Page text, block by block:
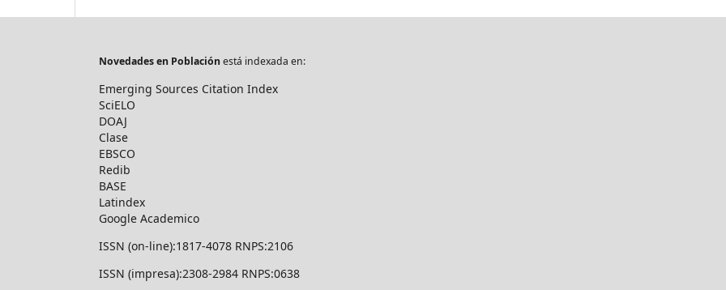
Novedades en Poblaciónestá indexada en:
Emerging Sources Citation Index
SciELO
DOAJ
Clase
EBSCO
Redib
BASE
Latindex
Google Academico
ISSN (on-line):1817-4078 RNPS:2106
ISSN (impresa):2308-2984 RNPS:0638